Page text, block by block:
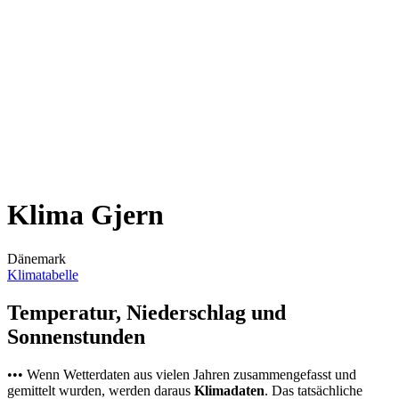
Klima Gjern
Dänemark
Klimatabelle
Temperatur, Niederschlag und
Sonnenstunden
••• Wenn Wetterdaten aus vielen Jahren zusammengefasst und
gemittelt wurden, werden daraus Klimadaten. Das tatsächliche